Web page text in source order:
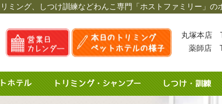
ミング、しつけ訓練などわんこ専門「ホストファミリー」の
丸塚本店
薬師店